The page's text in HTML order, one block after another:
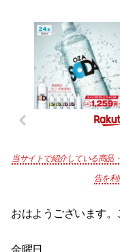
当サイトで紹介している商品
告を利
おはようございます。